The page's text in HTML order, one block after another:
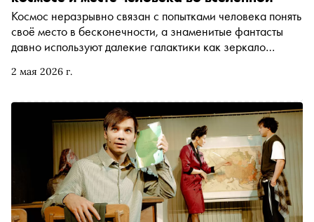
2 мая 2026 г.
Космос неразрывно связан с попытками человека понять
своё место в бесконечности, а знаменитые фантасты
давно используют далекие галактики как зеркало
книжного сервиса Литрес — 5 книг, с которыми можно